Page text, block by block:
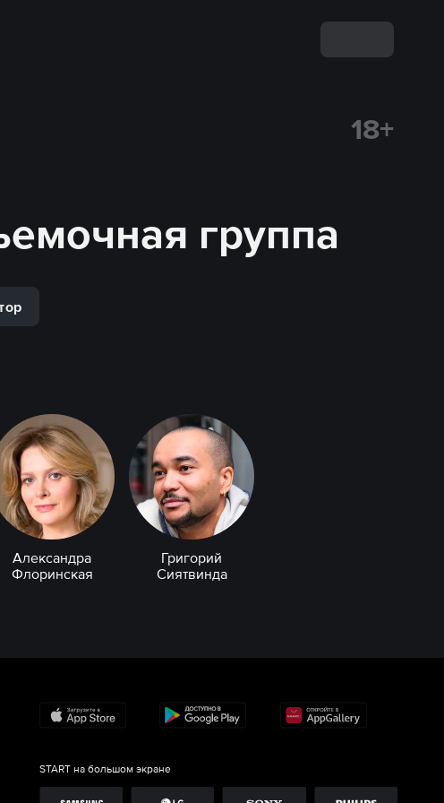
18+
группа
Александра
Флоринская
Григорий
Сиятвинда
START на большом экране